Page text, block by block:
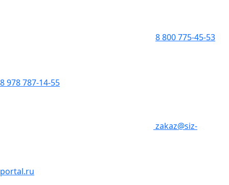
8 800 775-45-53
8 978 787-14-55
zakaz@siz-
portal.ru